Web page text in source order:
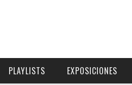
PLAYLISTS EXPOSICIONES